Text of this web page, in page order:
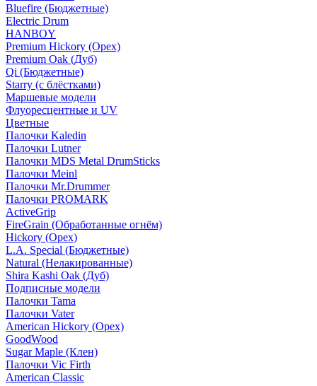
Bluefire (Бюджетные)
Electric Drum
HANBOY
Premium Hickory (Орех)
Premium Oak (Дуб)
Qi (Бюджетные)
Starry (с блёстками)
Маршевые модели
Флуоресцентные и UV
Цветные
Палочки Kaledin
Палочки Lutner
Палочки MDS Metal DrumSticks
Палочки Meinl
Палочки Mr.Drummer
Палочки PROMARK
ActiveGrip
FireGrain (Обработанные огнём)
Hickory (Орех)
L.A. Special (Бюджетные)
Natural (Нелакированные)
Shira Kashi Oak (Дуб)
Подписные модели
Палочки Tama
Палочки Vater
American Hickory (Орех)
GoodWood
Sugar Maple (Клен)
Палочки Vic Firth
American Classic